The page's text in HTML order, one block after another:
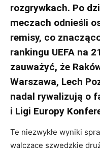
rozgrywkach. Po
meczach odnieśli
remisy, co
rankingu UEFA na
zauważyć, że
Warszawa, Lech
nadal rywalizują o
i Ligi Europy
Te niezwykłe wyniki
walczące szwedzkie